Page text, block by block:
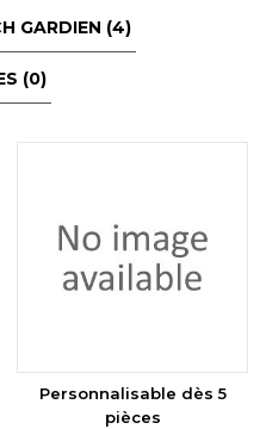
GARDIEN (4)
(0)
Personnalisable dès 5
pièces